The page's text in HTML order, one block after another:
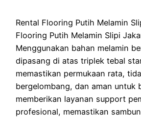
Rental Flooring Putih Melamin
Flooring Putih Melamin Slipi
Menggunakan bahan melamin
dipasang di atas triplek tebal
memastikan permukaan rata,
bergelombang, dan aman untuk
memberikan layanan support
profesional, memastikan